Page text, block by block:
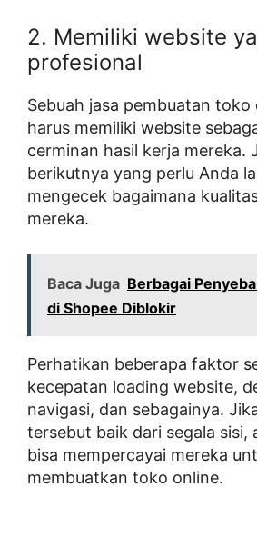
2. Memiliki website
profesional
Sebuah jasa pembuatan toko
harus memiliki website
cerminan hasil kerja mereka.
berikutnya yang perlu Anda
mengecek bagaimana
mereka.
Baca Juga Berbagai
di Shopee Diblokir
Perhatikan beberapa faktor
kecepatan loading website,
navigasi, dan sebagainya.
tersebut baik dari segala sisi,
bisa mempercayai mereka
membuatkan toko online.